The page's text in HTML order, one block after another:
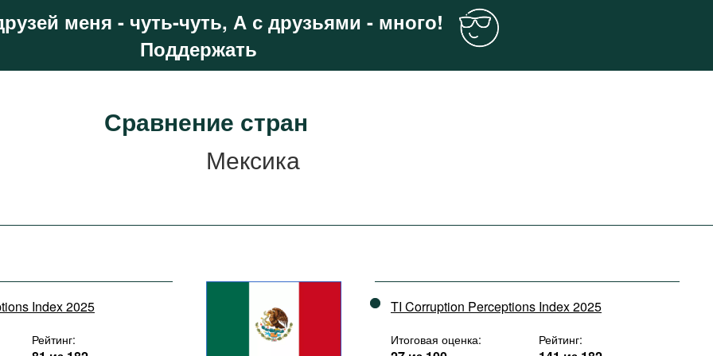
меня - чуть-чуть, А с друзьями - много!
Поддержать
Сравнение стран
Мексика
Index 2025
Рейтинг:
TI Corruption Perceptions Index 2025
Итоговая оценка: Рейтинг: